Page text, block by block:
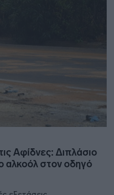
Αφίδνες: Διπλάσιο
αλκοόλ στον οδηγό